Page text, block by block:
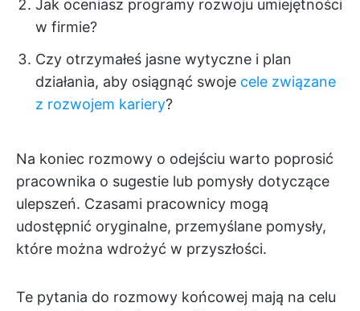
Jak oceniasz programy rozwoju umiejętności
w firmie?
Czy otrzymałeś jasne wytyczne i plan
działania, aby osiągnąć swoje cele związane
z rozwojem kariery?
Na koniec rozmowy o odejściu warto poprosić
pracownika o sugestie lub pomysły dotyczące
ulepszeń. Czasami pracownicy mogą
udostępnić oryginalne, przemyślane pomysły,
które można wdrożyć w przyszłości.
Te pytania do rozmowy końcowej mają na celu